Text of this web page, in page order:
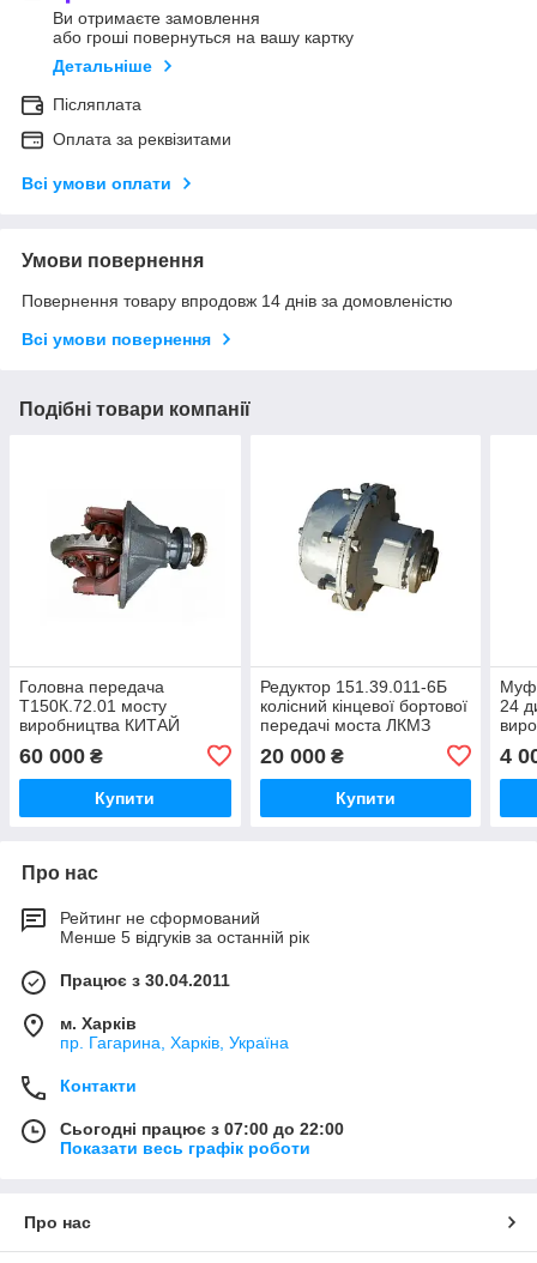
Ви отримаєте замовлення
або гроші повернуться на вашу картку
Детальніше
Післяплата
Оплата за реквізитами
Всі умови оплати
Умови повернення
Повернення товару впродовж 14 днів за домовленістю
Всі умови повернення
Подібні товари компанії
Головна передача
Т150К.72.01 мосту
виробництва КИТАЙ
Т17221,Т17021
60 000 ₴
Купити
Редуктор 151.39.011-6Б
колісний кінцевої бортової
передачі моста ЛКМЗ
Т-151,Т-17221,Т-17021
20 000₴
Купити
24
4
Про нас
Рейтинг не сформований
Менше 5 відгуків за останній рік
Працює з 30.04.2011
м. Харків
пр. Гагарина, Харків, Україна
Контакти
Сьогодні працює з 07:00 до 22:00
Показати весь графік роботи
Про нас